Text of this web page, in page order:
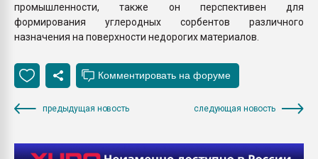
промышленности, также он перспективен для
формирования углеродных сорбентов различного
назначения на поверхности недорогих материалов.
предыдущая новость следующая новость